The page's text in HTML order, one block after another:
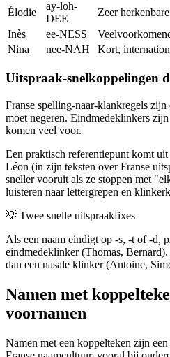
Élodie
ay-loh-
DEE
Zeer
Inès
ee-NESS
Nina
nee-NAH Kort,
Uitspraak-snelkoppelingen
Franse spelling-naar-klankregels
moet negeren. Eindmedeklinkers
komen veel voor.
Een praktisch referentiepunt komt
Léon (in zijn teksten over Franse
sneller vooruit als ze stoppen met
luisteren naar lettergrepen en
💡 Twee snelle uitspraakfixes
Als een naam eindigt op -s, -t of -d,
eindmedeklinker (Thomas,
dan een nasale klinker (Antoine,
Namen met
voornamen
Namen met een koppelteken zijn